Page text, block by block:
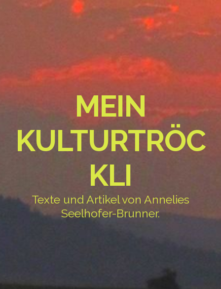
MEIN
KULTURTRÖC
KLI
Texte und Artikel von Annelies
Seelhofer-Brunner.